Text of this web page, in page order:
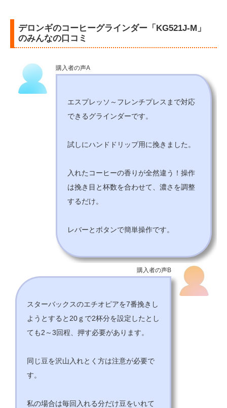
デロンギのコーヒーグラインダー「KG521J-M」
のみんなの口コミ
購入者の声A
エスプレッソ～フレンチプレスまで対応
できるグラインダーです。
試しにハンドドリップ用に挽きました。
入れたコーヒーの香りが全然違う！操作
は挽き目と杯数を合わせて、濃さを調整
するだけ。
レバーとボタンで簡単操作です。
購入者の声B
スターバックスのエチオピアを7番挽きし
ようとすると20ｇで2杯分を設定したとし
ても2～3回程、押す必要があります。
同じ豆を沢山入れとく方は注意が必要で
す。
私の場合は毎回入れる分だけ豆をいれて